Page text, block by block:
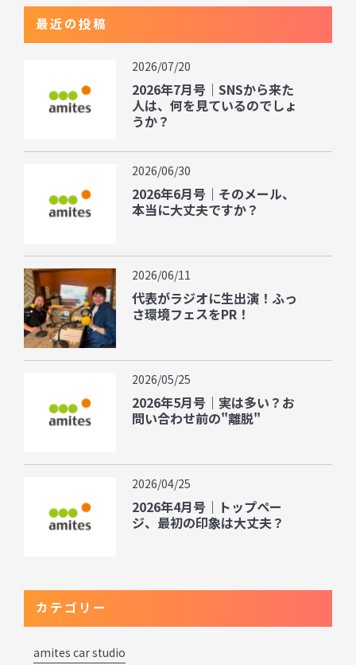
最近の投稿
2026/07/20
2026年7月号｜SNSから来た
人は、何を見ているのでしょ
うか？
2026/06/30
2026年6月号｜そのメール、
本当に大丈夫ですか？
2026/06/11
代表がラジオに生出演！ふっ
さ環境フェスをPR！
2026/05/25
2026年5月号｜実は多い？お
問い合わせ前の"離脱"
2026/04/25
2026年4月号｜トップペー
ジ、最初の印象は大丈夫？
カテゴリー
amites car studio